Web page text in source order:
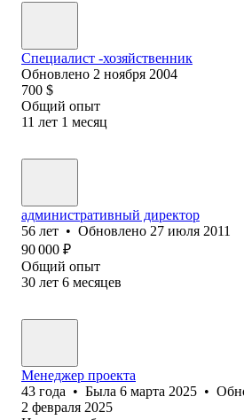
Специалист -хозяйственник
Обновлено 2 ноября 2004
700 $
Общий опыт
11 лет 1 месяц
административный директор
56 лет • Обновлено 27 июля 2011
90 000 ₽
Общий опыт
30 лет 6 месяцев
Менеджер проекта
43 года • Была 6 марта 2025 •
2 февраля 2025